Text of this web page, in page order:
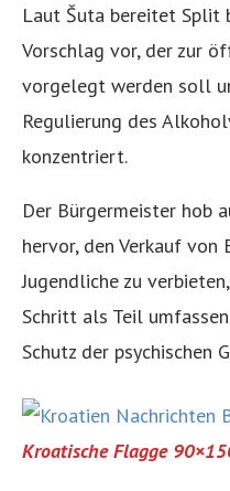
Laut Šuta bereitet Split
Vorschlag vor, der zur
vorgelegt werden soll
Regulierung des
konzentriert.
Der Bürgermeister hob
hervor, den Verkauf von
Jugendliche zu
Schritt als Teil
Schutz der psychischen
Kroatische Flagge